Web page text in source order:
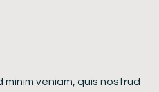
veniam, quis nostrud